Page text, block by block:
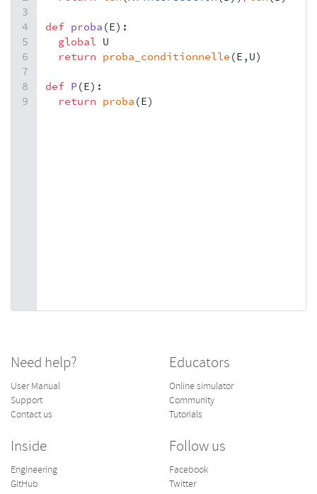
3
4
5
6
7
8
9
def proba (E):
global U
return proba_conditionnelle (E , U)
def P (E):
return proba (E)
Need help?
User Manual
Support
Contact us
Educators
Online simulator
Community
Tutorials
Inside
Engineering
GitHub
Follow us
Facebook
Twitter